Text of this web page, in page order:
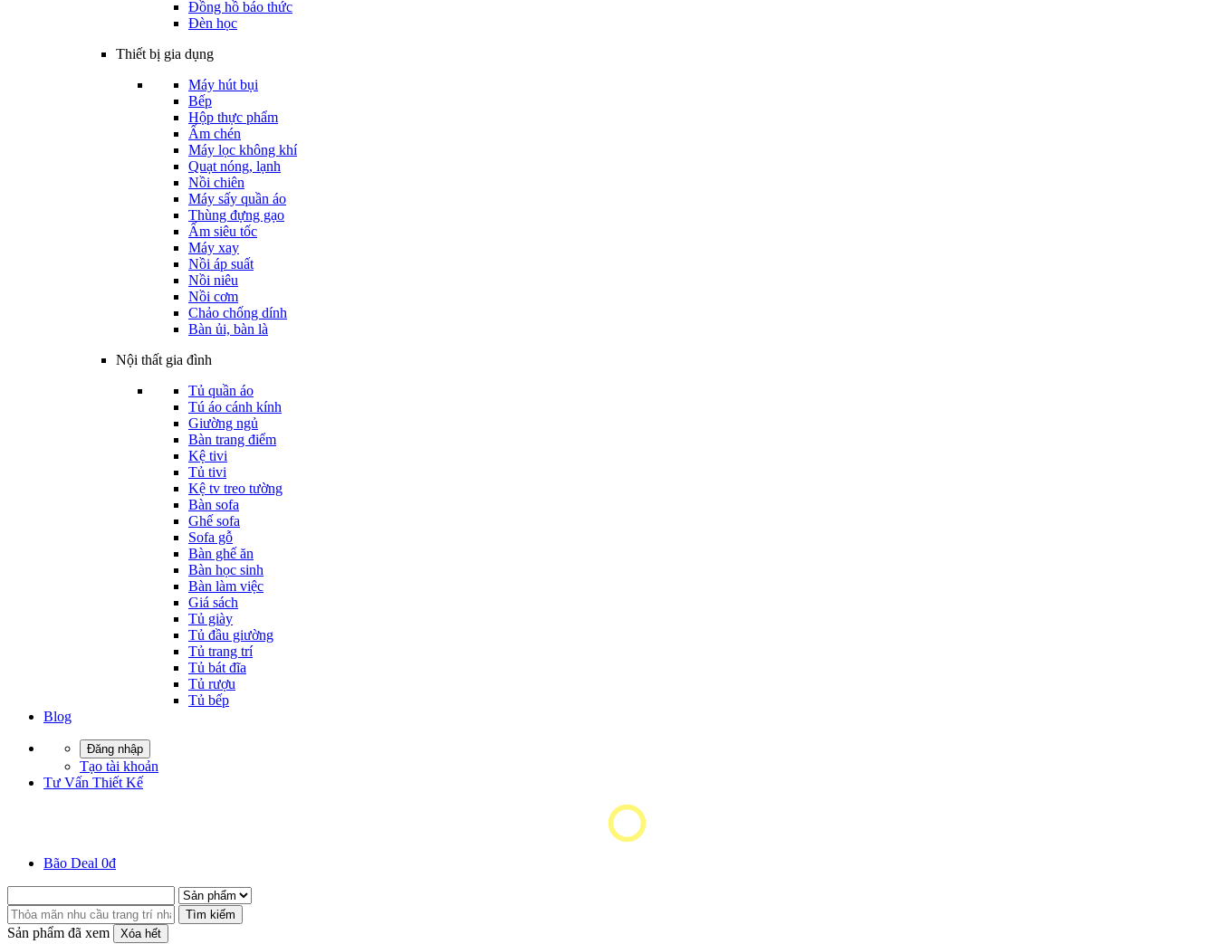
Đồng hồ báo thức
Đèn học
Thiết bị gia dụng
Máy hút bụi
Bếp
Hộp thực phẩm
Ấm chén
Máy lọc không khí
Quạt nóng, lạnh
Nồi chiên
Máy sấy quần áo
Thùng đựng gạo
Ấm siêu tốc
Máy xay
Nồi áp suất
Nồi niêu
Nồi cơm
Chảo chống dính
Bàn ủi, bàn là
Nội thất gia đình
Tủ quần áo
Tú áo cánh kính
Giường ngủ
Bàn trang điểm
Kệ tivi
Tủ tivi
Kệ tv treo tường
Bàn sofa
Ghế sofa
Sofa gỗ
Bàn ghế ăn
Bàn học sinh
Bàn làm việc
Giá sách
Tủ giày
Tủ đầu giường
Tủ trang trí
Tủ bát đĩa
Tủ rượu
Tủ bếp
Blog
Đăng nhập
Tạo tài khoản
Tư Vấn Thiết Kế
Bão Deal 0đ
Tìm kiếm
Sản phẩm đã xem Xóa hết